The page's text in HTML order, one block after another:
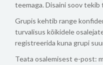
teemaga. Disaini soov tekib
Grupis kehtib range
turvalisus kõikidele
registreerida kuna grupi
Teata osalemisest e-post: